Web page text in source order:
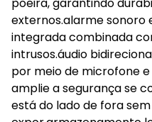
externos.alarme sonoro
integrada combinada
intrusos.áudio
por meio de microfone
amplie a segurança se
está do lado de fora